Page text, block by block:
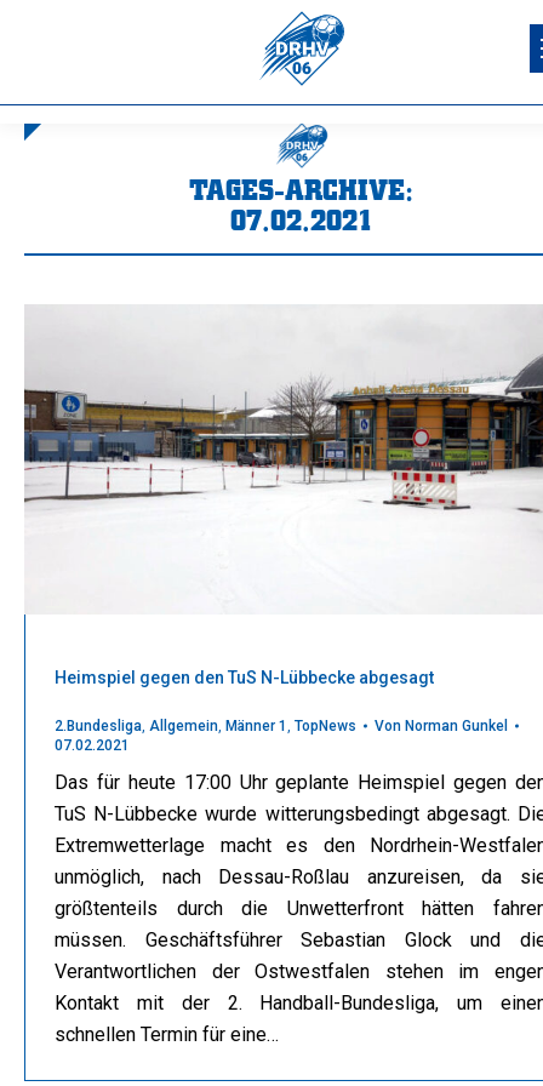
TAGES-ARCHIVE:
07.02.2021
Heimspiel gegen den TuS N-Lübbecke abgesagt
2.Bundesliga, Allgemein, Männer 1 , TopNews Von Norman Gunkel
07.02.2021
Das für heute 17:00 Uhr geplante Heimspiel gegen
TuS N-Lübbecke wurde witterungsbedingt abgesagt.
Extremwetterlage macht es den Nordrhein-
unmöglich, nach Dessau-Roßlau anzureisen, da
größtenteils durch die Unwetterfront hätten
müssen. Geschäftsführer Sebastian Glock und
Verantwortlichen der Ostwestfalen stehen im
Kontakt mit der 2. Handball-Bundesliga, um
schnellen Termin für eine…